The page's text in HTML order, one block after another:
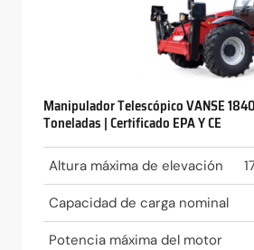
Manipulador Telescópico VANSE
Toneladas | Certificado EPA Y CE
Altura máxima de elevación
Capacidad de carga nominal
Potencia máxima del motor